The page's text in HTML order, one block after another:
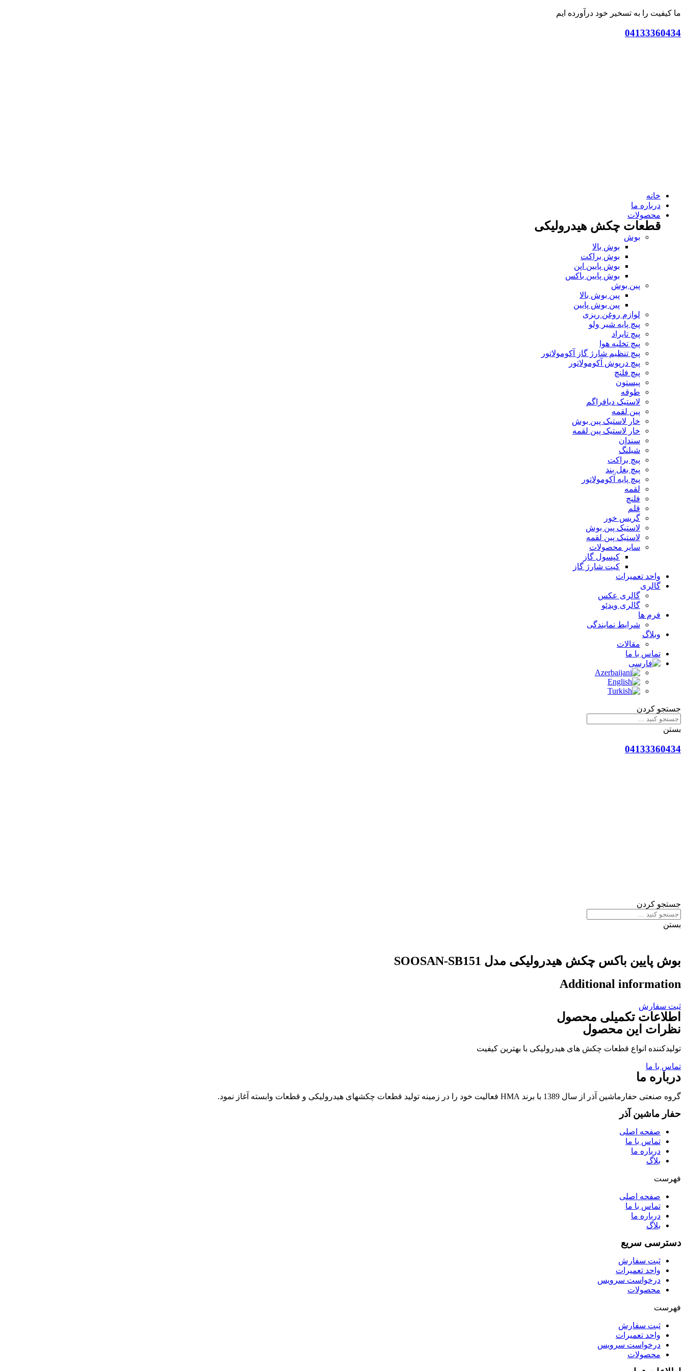
ما کیفیت را به تسخیر خود درآورده ایم
04133360434
خانه
درباره ما
محصولات
قطعات چکش هیدرولیکی
بوش
بوش بالا
بوش براکت
بوش پایین اپن
بوش پایین باکس
پین بوش
پین بوش بالا
پین بوش پایین
لوازم روغن ریزی
پیچ پایه شیر ولو
پیچ تایراد
پیچ تخلیه هوا
پیچ تنظیم شارژ گاز آکومولاتور
پیچ درپوش آکومولاتور
پیچ فلنچ
پیستون
طوقه
لاستیک دیافراگم
پین لقمه
خار لاستیک پین بوش
خار لاستیک پین لقمه
سندان
شیلنگ
پیچ براکت
پیچ بغل بند
پیچ پایه آکومولاتور
لقمه
فلنچ
قلم
گریس خور
لاستیک پین بوش
لاستیک پین لقمه
سایر محصولات
کپسول گاز
کیت شارژ گاز
واحد تعمیرات
گالری
گالری عکس
گالری ویدئو
فرم ها
شرایط نمایندگی
وبلاگ
مقالات
تماس با ما
جستجو کردن
بستن
04133360434
جستجو کردن
بستن
بوش پایین باکس چکش هیدرولیکی مدل SOOSAN-SB151
Additional information
ثبت سفارش
اطلاعات تکمیلی محصول
نظرات این محصول
تولیدکننده انواع قطعات چکش های هیدرولیکی با بهترین کیفیت
تماس با ما
درباره ما
گروه صنعتی حفارماشین آذر از سال 1389 با برند HMA فعالیت خود را در زمینه تولید قطعات چکشهای هیدرولیکی و قطعات وابسته آغاز نمود.
حفار ماشین آذر
صفحه اصلی
تماس با ما
درباره ما
بلاگ
فهرست
صفحه اصلی
تماس با ما
درباره ما
بلاگ
دسترسی سریع
ثبت سفارش
واحد تعمیرات
درخواست سرویس
محصولات
فهرست
ثبت سفارش
واحد تعمیرات
درخواست سرویس
محصولات